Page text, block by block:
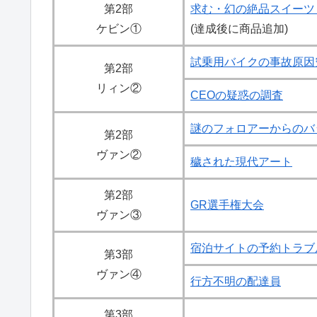
第2部
ケビン①
求む・幻の絶品スイーツ
(達成後に商品追加)
第2部
リィン②
試乗用バイクの事故原因
CEOの疑惑の調査
第2部
ヴァン②
謎のフォロアーからの
穢された現代アート
第2部
ヴァン③
GR選手権大会
第3部
ヴァン④
宿泊サイトの予約トラブ
行方不明の配達員
第3部